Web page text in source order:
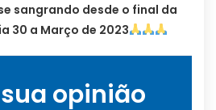
sangrando desde o final da
30 a Março de 2023
opinião